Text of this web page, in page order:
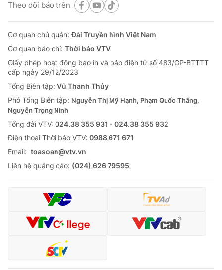
Theo dõi báo trên
Cơ quan chủ quản:Đài Truyền hình Việt Nam
Cơ quan báo chí: Thời báo VTV
Giấy phép hoạt động báo in và báo điện tử số 483/GP-BTTTT
cấp ngày 29/12/2023
Tổng Biên tập: Vũ Thanh Thủy
Phó Tổng Biên tập: Nguyễn Thị Mỹ Hạnh, Phạm Quốc Thắng,
Nguyễn Trọng Ninh
Tổng đài VTV: 024.38 355 931 - 024.38 355 932
Ðiện thoại Thời báo VTV: 0988 671 671
Email: toasoan@vtv.vn
Liên hệ quảng cáo: (024) 626 79595